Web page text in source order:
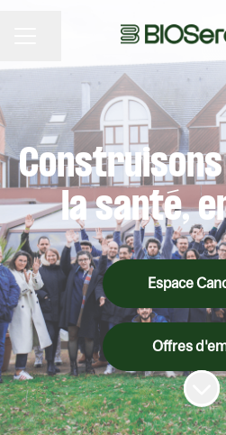
MENU CARRIÈRE
Partager la page
Construisons
la santé,
Espace
Offres
Faire